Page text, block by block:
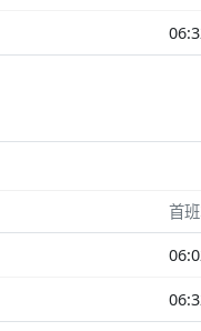
首